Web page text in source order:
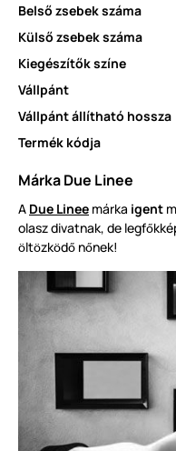
Belső zsebek száma
Külső zsebek száma
Kiegészítők színe
Vállpánt
Vállpánt állítható hossza
Termék kódja
Márka Due Linee
A Due Linee márka igent
olasz divatnak, de legfő
öltözködő nőnek!